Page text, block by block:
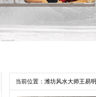
当前位置： 潍坊风水大师王易明